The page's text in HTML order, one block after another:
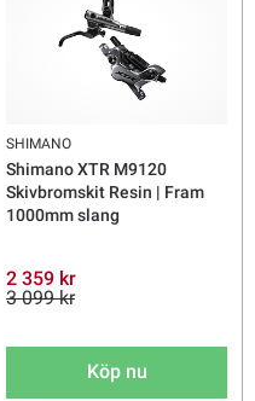
SHIMANO
Shimano XTR M9120
Skivbromskit Resin | Fram
1000mm slang
2 359 kr
3 099 kr
Köp nu